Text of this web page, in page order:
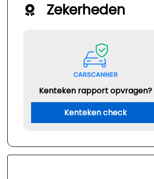
Zekerheden
Kenteken rapport opvragen?
Kenteken check